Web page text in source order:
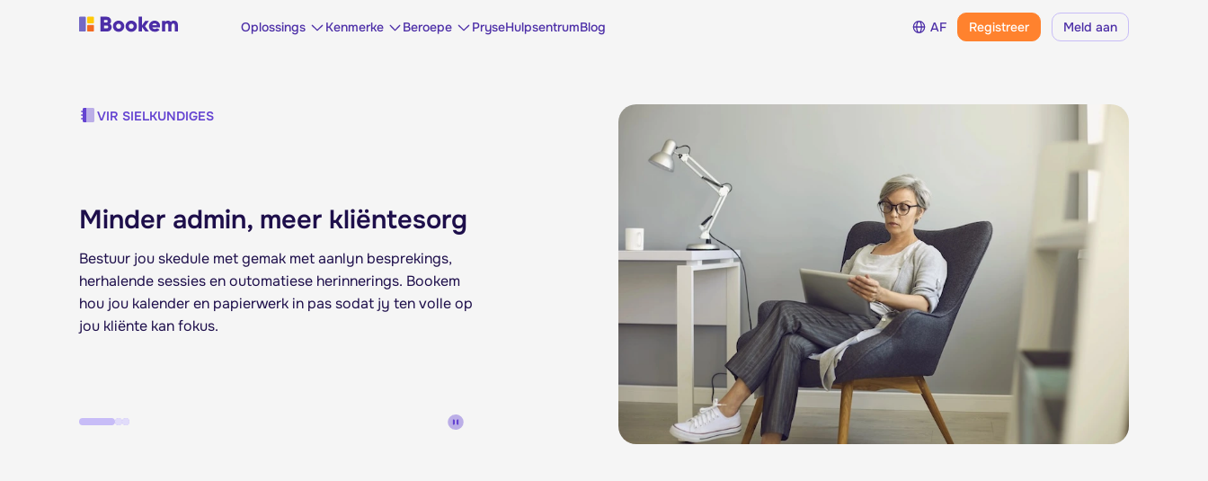
Oplossings Kenmerke Beroepe PryseHulpsentrumBlog AF Registreer Meld aan
VIR SIELKUNDIGES
Minder admin, meer kliëntesorg
Bestuur jou skedule met gemak met aanlyn besprekings,
herhalende sessies en outomatiese herinnerings. Bookem
hou jou kalender en papierwerk in pas sodat jy ten volle op
jou kliënte kan fokus.